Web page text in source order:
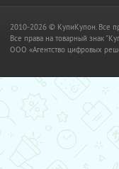
2010-2026 © КупиКупон. Все
Все права на товарный знак
OOO «Агентство цифровых